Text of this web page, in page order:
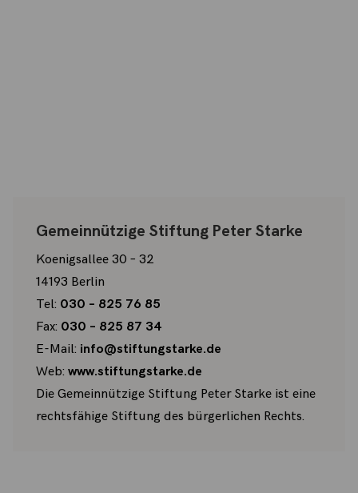
Gemeinnützige Stiftung Peter Starke
Koenigsallee 30 – 32
14193 Berlin
Tel: 030 – 825 76 85
Fax: 030 – 825 87 34
E-Mail: info@stiftungstarke.de
Web:www.stiftungstarke.de
Die Gemeinnützige Stiftung Peter Starke ist eine
rechtsfähige Stiftung des bürgerlichen Rechts.